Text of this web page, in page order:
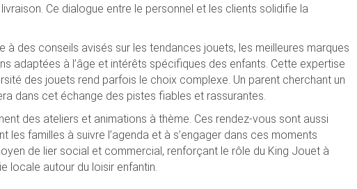
Ce dialogue entre le personnel et les clients solidifie la
à des conseils avisés sur les tendances jouets, les meilleures marques
adaptées à l’âge et intérêts spécifiques des enfants. Cette expertise
des jouets rend parfois le choix complexe. Un parent cherchant un
dans cet échange des pistes fiables et rassurantes.
des ateliers et animations à thème. Ces rendez-vous sont aussi
familles à suivre l’agenda et à s’engager dans ces moments
de lier social et commercial, renforçant le rôle du King Jouet à
locale autour du loisir enfantin.